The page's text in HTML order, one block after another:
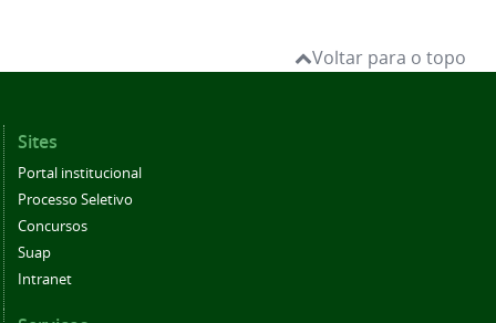
Voltar para o topo
Sites
Portal institucional
Processo Seletivo
Concursos
Suap
Intranet